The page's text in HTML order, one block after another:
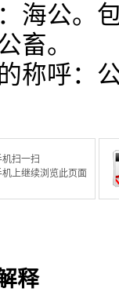
海公。
畜。
称呼：
扫一扫
机上继续浏览此页面
释